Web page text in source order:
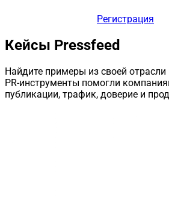
Регистрация
Кейсы Pressfeed
Найдите примеры из своей отрасли
PR-инструменты помогли
публикации, трафик, доверие и